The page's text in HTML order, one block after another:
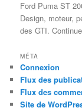
Ford Puma ST
Design, moteur,
des GTI.
MÉTA
Connexion
Flux des
Flux des
Site de